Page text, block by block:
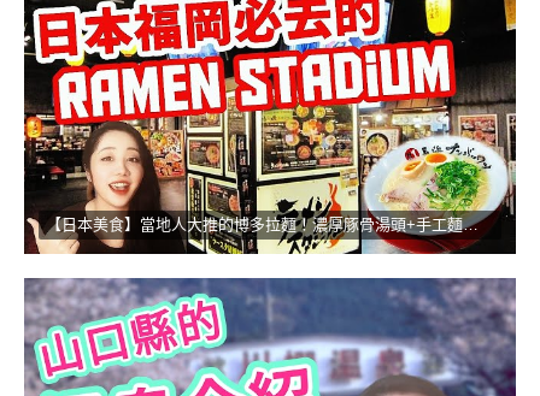
【日本美食】當地人大推的博多拉麵！濃厚豚骨湯頭+手工麵的無敵組合